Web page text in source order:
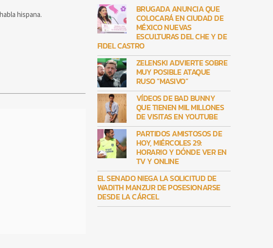
hispana.
BRUGADA ANUNCIA QUE
COLOCARÁ EN CIUDAD DE
MÉXICO NUEVAS
ESCULTURAS DEL CHE Y DE
FIDEL CASTRO
ZELENSKI ADVIERTE SOBRE
MUY POSIBLE ATAQUE
RUSO “MASIVO”
VÍDEOS DE BAD BUNNY
QUE TIENEN MIL MILLONES
DE VISITAS EN YOUTUBE
PARTIDOS AMISTOSOS DE
HOY, MIÉRCOLES 29:
HORARIO Y DÓNDE VER EN
TV Y ONLINE
EL SENADO NIEGA LA SOLICITUD DE
WADITH MANZUR DE POSESIONARSE
DESDE LA CÁRCEL